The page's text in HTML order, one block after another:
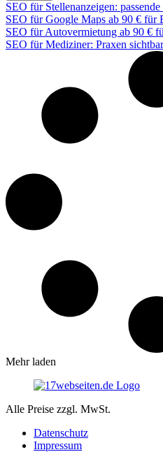
SEO für Stellenanzeigen:
SEO für Google Maps ab 90 € für
SEO für Autovermietung ab 90 €
SEO für Mediziner: Praxen
Mehr laden
Alle Preise zzgl. MwSt.
Datenschutz
Impressum